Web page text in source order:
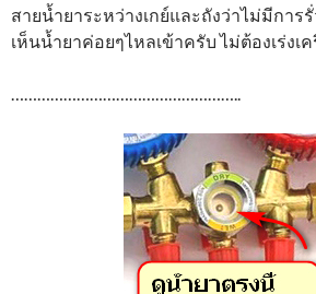
สายน้ำยาระหว่างเกย์และถังว่าไม่มีการ
เห็นน้ำยาค่อยๆไหลเข้าครับ ไม่ต้องเร่งเ